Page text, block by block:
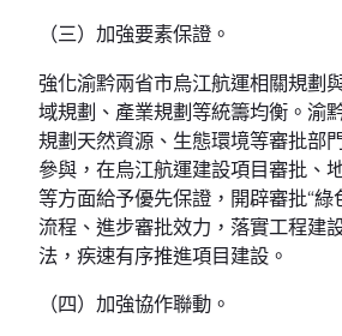
（三）加強要素保證。
強化渝黔兩省市烏江航運相關規劃
域規劃、產業規劃等統籌均衡。渝
規劃天然資源、生態環境等審批部
參與，在烏江航運建設項目審批、
等方面給予優先保證，開辟審批“綠
流程、進步審批效力，落實工程建
法，疾速有序推進項目建設。
（四）加強協作聯動。